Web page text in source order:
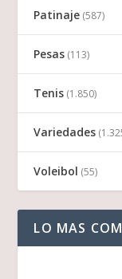
Patinaje (587)
Pesas (113)
Tenis (1.850)
Variedades
Voleibol (55)
LO MAS